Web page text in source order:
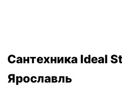
Сантехника Ideal
Ярославль